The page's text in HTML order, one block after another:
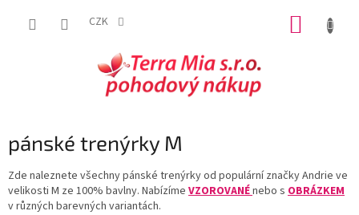
CZK
pánské trenýrky M
Zde naleznete všechny pánské trenýrky od populární značky Andrie ve
velikosti M ze 100% bavlny. Nabízíme VZOROVANÉnebo s OBRÁZKEM
v různých barevných variantách.